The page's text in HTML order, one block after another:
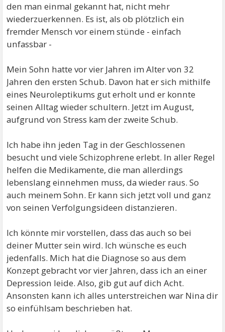
den man einmal gekannt hat, nicht mehr
wiederzuerkennen. Es ist, als ob plötzlich ein
fremder Mensch vor einem stünde - einfach
unfassbar -
Mein Sohn hatte vor vier Jahren im Alter von 32
Jahren den ersten Schub. Davon hat er sich mithilfe
eines Neuroleptikums gut erholt und er konnte
seinen Alltag wieder schultern. Jetzt im August,
aufgrund von Stress kam der zweite Schub.
Ich habe ihn jeden Tag in der Geschlossenen
besucht und viele Schizophrene erlebt. In aller Regel
helfen die Medikamente, die man allerdings
lebenslang einnehmen muss, da wieder raus. So
auch meinem Sohn. Er kann sich jetzt voll und ganz
von seinen Verfolgungsideen distanzieren.
Ich könnte mir vorstellen, dass das auch so bei
deiner Mutter sein wird. Ich wünsche es euch
jedenfalls. Mich hat die Diagnose so aus dem
Konzept gebracht vor vier Jahren, dass ich an einer
Depression leide. Also, gib gut auf dich Acht.
Ansonsten kann ich alles unterstreichen war Nina dir
so einfühlsam beschrieben hat.